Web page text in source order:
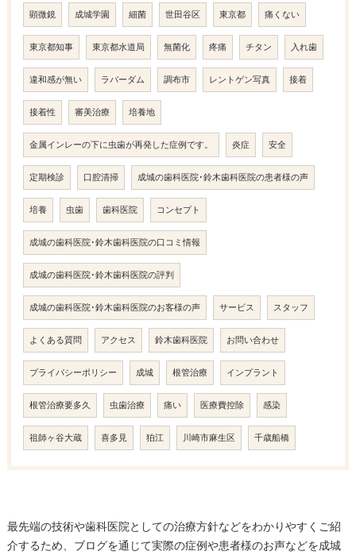
顕微鏡 成城学園 細菌 世田谷区 東京都 痛くない
東京都知事 東京都水道局 無菌化 疼痛 チタン 入れ歯
違和感が無い ラバーダム 調布市 レントゲン写真 接着
接着性 審美治療 培養地
金属インレーの下に虫歯が再発した症例です。 炎症 安全
定期検診 口腔清掃 成城の歯科医院･鈴木歯科医院の患者様の声
培養 虫歯 歯科医院 コンセプト
成城の歯科医院･鈴木歯科医院の口コミ情報
成城の歯科医院･鈴木歯科医院の評判
成城の歯科医院･鈴木歯科医院のお客様の声 サービス スタッフ
よくある質問 アクセス 鈴木歯科医院 お問い合わせ
プライバシーポリシー 成城 根管治療 インプラント
根管治療要多久 虫歯治療 痛い 医療費控除 感染
祖師ヶ谷大蔵 喜多見 狛江 川崎市麻生区 千歳船橋
最先端の技術や歯科医院としての治療方針などをわかりやすくご紹
介するため、ブログを通じて実際の症例や患者様のお声などを成城